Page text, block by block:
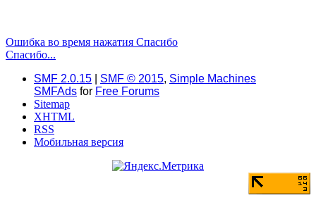
Ошибка во время нажатия Спасибо
Спасибо...
SMF 2.0.15
SMF © 2015, Simple Machines
SMFAds for Free Forums
Sitemap
XHTML
RSS
Мобильная версия